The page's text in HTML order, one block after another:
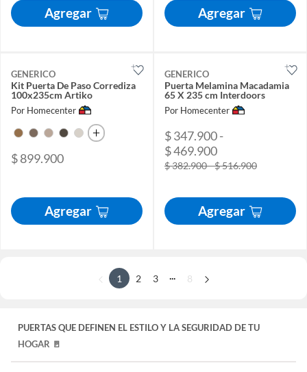
Agregar Agregar
GENERICO
Kit Puerta De Paso Corrediza
100x235cm Artiko
Por Homecenter
$ 899.900
Agregar
GENERICO
Puerta Melamina Macadamia
65 X 235 cm Interdoors
Por Homecenter
$ 347.900 -
$ 469.900
$ 382.900 - $ 516.900
Agregar
1 2 3 8
PUERTAS QUE DEFINEN EL ESTILO Y LA SEGURIDAD DE TU
HOGAR 🚪